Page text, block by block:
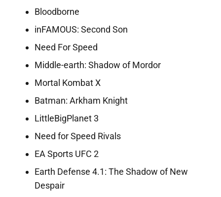
Bloodborne
inFAMOUS: Second Son
Need For Speed
Middle-earth: Shadow of Mordor
Mortal Kombat X
Batman: Arkham Knight
LittleBigPlanet 3
Need for Speed Rivals
EA Sports UFC 2
Earth Defense 4.1: The Shadow of New
Despair